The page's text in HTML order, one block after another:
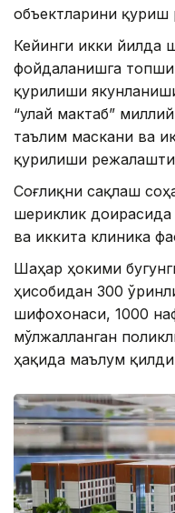
объектларини қуриш
Кейинги икки йилда
фойдаланишга
қурилиши
“Қулай мактаб”
таълим маскани ва
қурилиши
Соғлиқни сақлаш
шериклик доирасида
ва иккита клиника
Шаҳар ҳокими
ҳисобидан 300
шифохонаси, 1000
мўлжалланган
ҳақида маълум